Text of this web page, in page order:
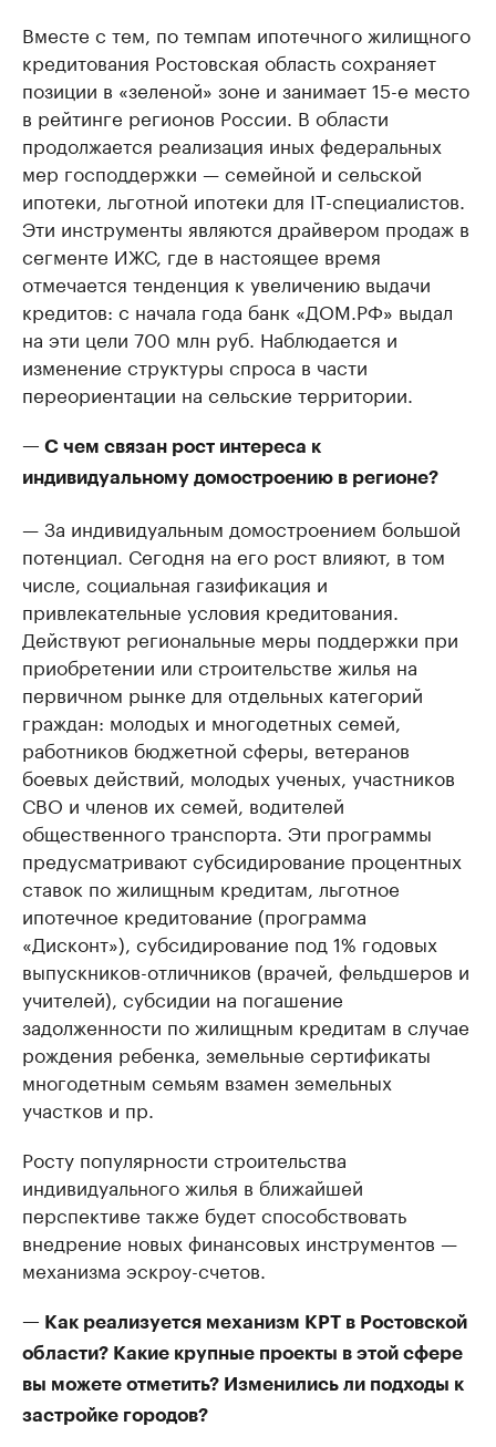
Вместе с тем, по темпам ипотечного жилищного
кредитования Ростовская область сохраняет
позиции в «зеленой» зоне и занимает 15-е место
в рейтинге регионов России. В области
продолжается реализация иных федеральных
мер господдержки — семейной и сельской
ипотеки, льготной ипотеки для IT-специалистов.
Эти инструменты являются драйвером продаж в
сегменте ИЖС, где в настоящее время
отмечается тенденция к увеличению выдачи
кредитов: с начала года банк «ДОМ.РФ» выдал
на эти цели 700 млн руб. Наблюдается и
изменение структуры спроса в части
переориентации на сельские территории.
— С чем связан рост интереса к
индивидуальному домостроению в регионе?
— За индивидуальным домостроением большой
потенциал. Сегодня на его рост влияют, в том
числе, социальная газификация и
привлекательные условия кредитования.
Действуют региональные меры поддержки при
приобретении или строительстве жилья на
первичном рынке для отдельных категорий
граждан: молодых и многодетных семей,
работников бюджетной сферы, ветеранов
боевых действий, молодых ученых, участников
СВО и членов их семей, водителей
общественного транспорта. Эти программы
предусматривают субсидирование процентных
ставок по жилищным кредитам, льготное
ипотечное кредитование (программа
«Дисконт»), субсидирование под 1% годовых
выпускников-отличников (врачей, фельдшеров и
учителей), субсидии на погашение
задолженности по жилищным кредитам в случае
рождения ребенка, земельные сертификаты
многодетным семьям взамен земельных
участков и пр.
Росту популярности строительства
индивидуального жилья в ближайшей
перспективе также будет способствовать
внедрение новых финансовых инструментов —
механизма эскроу-счетов.
— Как реализуется механизм КРТ в Ростовской
области? Какие крупные проекты в этой сфере
вы можете отметить? Изменились ли подходы к
застройке городов?